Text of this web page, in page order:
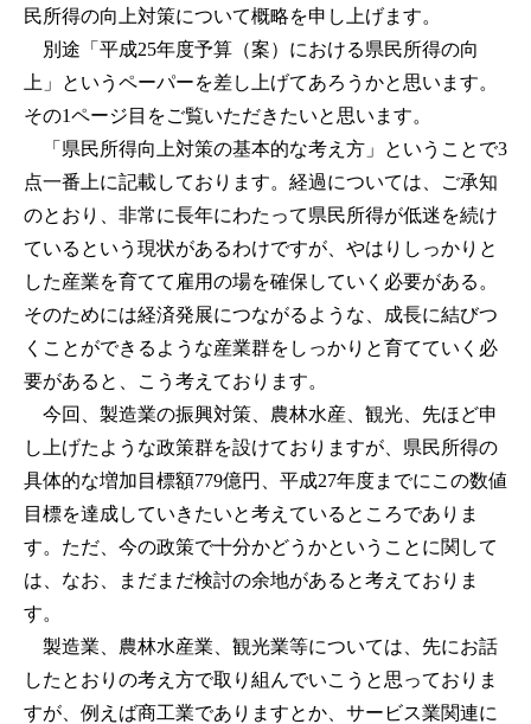
民所得の向上対策について概略を申し上げます。
別途「平成25年度予算（案）における県民所得の向
上」というペーパーを差し上げてあろうかと思います。
その1ページ目をご覧いただきたいと思います。
「県民所得向上対策の基本的な考え方」ということで3
点一番上に記載しております。経過については、ご承知
のとおり、非常に長年にわたって県民所得が低迷を続け
ているという現状があるわけですが、やはりしっかりと
した産業を育てて雇用の場を確保していく必要がある。
そのためには経済発展につながるような、成長に結びつ
くことができるような産業群をしっかりと育てていく必
要があると、こう考えております。
今回、製造業の振興対策、農林水産、観光、先ほど申
し上げたような政策群を設けておりますが、県民所得の
具体的な増加目標額779億円、平成27年度までにこの数値
目標を達成していきたいと考えているところでありま
す。ただ、今の政策で十分かどうかということに関して
は、なお、まだまだ検討の余地があると考えておりま
す。
製造業、農林水産業、観光業等については、先にお話
したとおりの考え方で取り組んでいこうと思っておりま
すが、例えば商工業でありますとか、サービス業関連に